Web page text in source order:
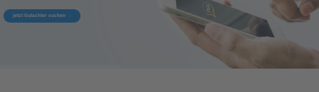
jetzt Gutachter suchen